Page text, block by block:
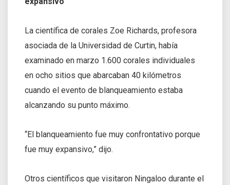
La científica de corales Zoe Richards, profesora
asociada de la Universidad de Curtin, había
examinado en marzo 1.600 corales individuales
en ocho sitios que abarcaban 40 kilómetros
cuando el evento de blanqueamiento estaba
alcanzando su punto máximo.
“El blanqueamiento fue muy confrontativo porque
fue muy expansivo,” dijo.
Otros científicos que visitaron Ningaloo durante el